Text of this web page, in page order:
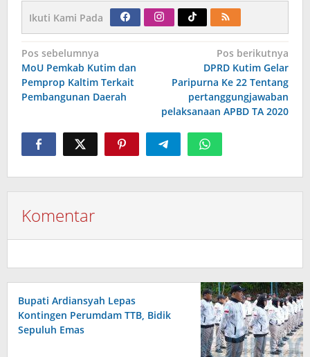
Ikuti Kami Pada
Navigasi
pos
Pos sebelumnya
MoU Pemkab Kutim dan
Pemprop Kaltim Terkait
Pembangunan Daerah
Pos berikutnya
DPRD Kutim Gelar
Paripurna Ke 22 Tentang
pertanggungjawaban
pelaksanaan APBD TA 2020
Komentar
Bupati Ardiansyah Lepas
Kontingen Perumdam TTB, Bidik
Sepuluh Emas